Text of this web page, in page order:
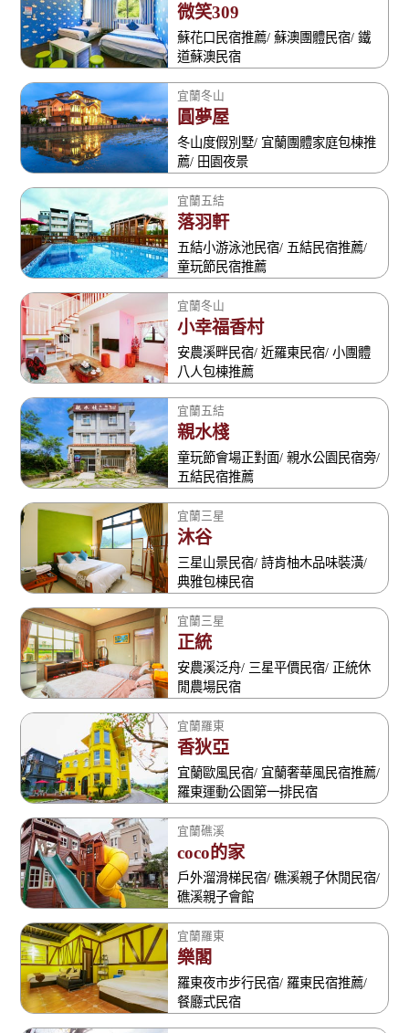
微笑309
蘇花口民宿推薦/ 蘇澳團體民宿/ 鐵
道蘇澳民宿
宜蘭冬山
圓夢屋
冬山度假別墅/ 宜蘭團體家庭包棟推
薦/ 田園夜景
宜蘭五結
落羽軒
五結小游泳池民宿/ 五結民宿推薦/
童玩節民宿推薦
宜蘭冬山
小幸福香村
安農溪畔民宿/ 近羅東民宿/ 小團體
八人包棟推薦
宜蘭五結
親水棧
童玩節會場正對面/ 親水公園民宿旁/
五結民宿推薦
宜蘭三星
沐谷
三星山景民宿/ 詩肯柚木品味裝潢/
典雅包棟民宿
宜蘭三星
正統
安農溪泛舟/ 三星平價民宿/ 正統休
閒農場民宿
宜蘭羅東
香狄亞
宜蘭歐風民宿/ 宜蘭奢華風民宿推薦/
羅東運動公園第一排民宿
宜蘭礁溪
coco的家
戶外溜滑梯民宿/ 礁溪親子休閒民宿/
礁溪親子會館
宜蘭羅東
樂閣
羅東夜市步行民宿/ 羅東民宿推薦/
餐廳式民宿